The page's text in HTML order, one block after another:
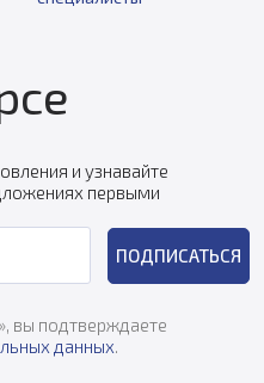
и узнавайте
первыми
ПОДПИСАТЬСЯ
вы подтверждаете
данных.